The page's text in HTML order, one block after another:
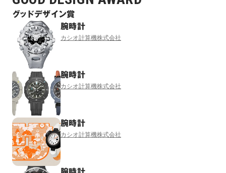
グッドデザイン賞
腕時計
カシオ計算機株式会社
腕時計
カシオ計算機株式会社
腕時計
カシオ計算機株式会社